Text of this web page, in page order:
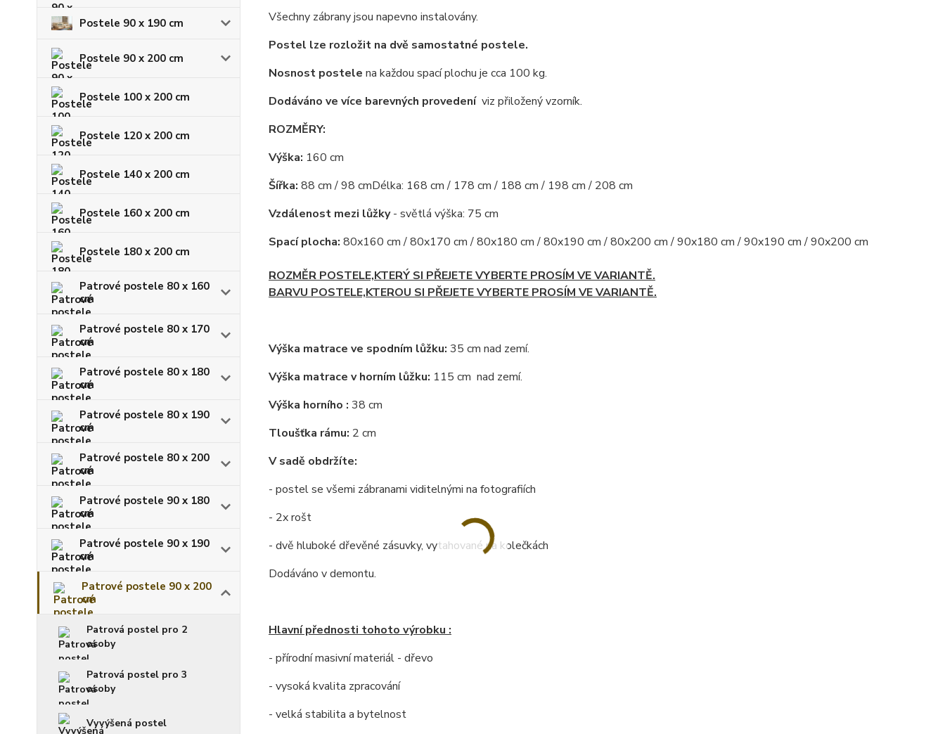
Postele 90 x 190 cm
Postele 90 x 200 cm
Postele 100 x 200 cm
Postele 120 x 200 cm
Postele 140 x 200 cm
Postele 160 x 200 cm
Postele 180 x 200 cm
Patrové postele 80 x 160
cm
Patrové postele 80 x 170
cm
Patrové postele 80 x 180
cm
Patrové postele 80 x 190
cm
Patrové postele 80 x 200
cm
Patrové postele 90 x 180
cm
Patrové postele 90 x 190
cm
Patrové postele 90 x 200
cm
Patrová postel pro 2
osoby
Patrová postel pro 3
osoby
Vyvýšená postel
Všechny zábrany jsou napevno instalovány.
Postel lze rozložit na dvě samostatné postele.
Nosnost postele na každou spací plochu je cca 100 kg.
Dodáváno ve více barevných provedení viz přiložený vzorník.
ROZMĚRY:
Výška: 160 cm
Šířka: 88 cm / 98 cmDélka: 168 cm / 178 cm / 188 cm / 198 cm / 208 cm
Vzdálenost mezi lůžky- světlá výška: 75 cm
Spací plocha: 80x160 cm / 80x170 cm / 80x180 cm / 80x190 cm / 80x200 cm / 90x180 cm / 90x190 cm / 90x200 cm
ROZMĚR POSTELE,KTERÝ SI PŘEJETE VYBERTE PROSÍM VE VARIANTĚ.
BARVU POSTELE,KTEROU SI PŘEJETE VYBERTE PROSÍM VE VARIANTĚ.
Výška matrace ve spodním lůžku: 35 cm nad zemí.
Výška matrace v horním lůžku: 115 cm nad zemí.
Výška horního : 38 cm
Tloušťka rámu: 2 cm
V sadě obdržíte:
- postel se všemi zábranami viditelnými na fotografiích
- 2x rošt
- dvě hluboké dřevěné zásuvky, vytahované na kolečkách
Dodáváno v demontu.
Hlavní přednosti tohoto výrobku :
- přírodní masivní materiál - dřevo
- vysoká kvalita zpracování
- velká stabilita a bytelnost